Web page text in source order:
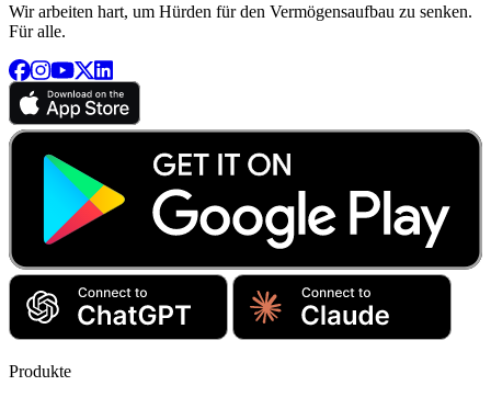
Wir arbeiten hart, um Hürden für den Vermögensaufbau zu senken.
Für alle.
Produkte